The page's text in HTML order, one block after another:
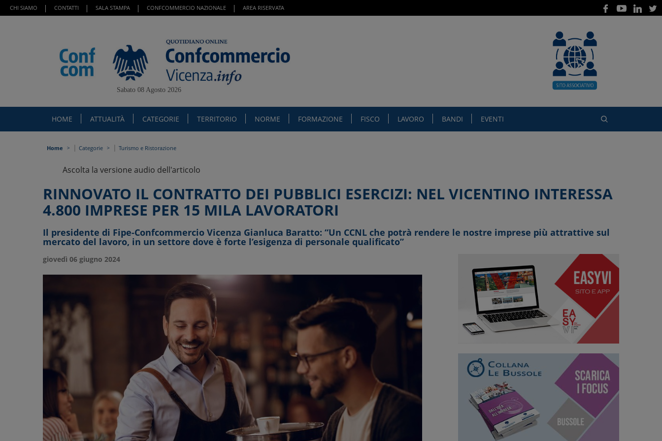
CHI SIAMO CONTATTI SALA STAMPA CONFCOMMERCIO NAZIONALE AREA RISERVATA
Sabato 08 Agosto 2026
HOME ATTUALITÀ CATEGORIE TERRITORIO NORME FORMAZIONE FISCO LAVORO BANDI EVENTI
Home | Categorie | Turismo e Ristorazione
Ascolta la versione audio dell'articolo
RINNOVATO IL CONTRATTO DEI PUBBLICI ESERCIZI: NEL VICENTINO INTERESSA
4.800 IMPRESE PER 15 MILA LAVORATORI
Il presidente di Fipe-Confcommercio Vicenza Gianluca Baratto: “Un CCNL che potrà rendere le nostre imprese più attrattive sul
mercato del lavoro, in un settore dove è forte l’esigenza di personale qualificato”
giovedì 06 giugno 2024